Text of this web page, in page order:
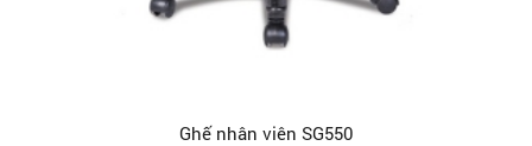
Ghế nhân viên SG550